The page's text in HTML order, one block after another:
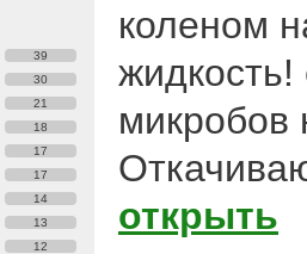
39
30
21
18
17
17
14
13
12
коленом
микробов
открыть